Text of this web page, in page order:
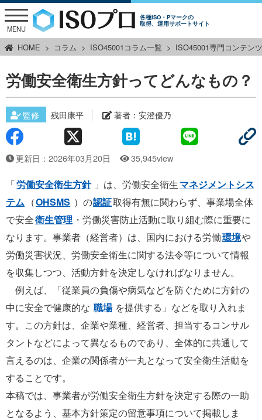
各種ISO・Pマークの
取得、運用サポートサイト
MENU
HOME コラム ISO45001コラム一覧 ISO45001専門コンテンツ
労働安全衛生方針ってどんなもの？
監修 残田康平 著者：安澄優乃
更新日：2026年03月20日 35,945view
「労働安全衛生方針 」は、労働安全衛生マネジメントシス
テム （OHSMS ）の認証取得有無に関わらず、事業場全体
で安全衛生管理 ・労働災害防止活動に取り組む際に重要に
なります。事業者（経営者）は、国内における労働環境や
労働災害状況、労働安全衛生に関する法令等について情報
を収集しつつ、活動方針を決定しなければなりません。
例えば、「従業員の負傷や病気などを防ぐために方針の
中に安全で健康的な 職場 を提供する」などを取り入れま
す。この方針は、企業や業種、経営者、担当するコンサル
タントなどによって異なるものであり、全体的に共通して
言えるのは、企業の関係者が一丸となって安全衛生活動を
することです。
本稿では、事業者が労働安全衛生方針を決定する際の一助
となるよう、基本方針策定の留意事項について掲載しま